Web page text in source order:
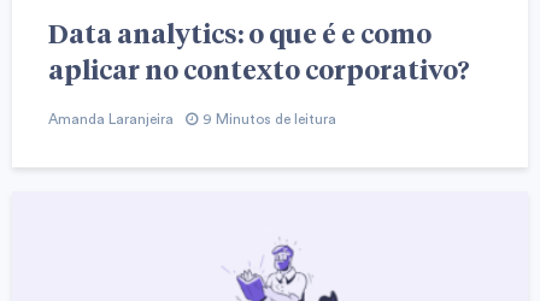
Data analytics: o que é e como
aplicar no contexto corporativo?
Amanda Laranjeira 9 Minutos de leitura